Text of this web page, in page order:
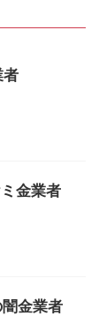
金業者
金業者